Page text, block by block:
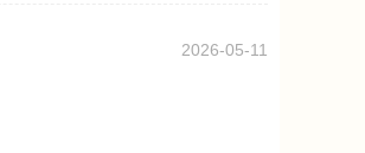
2026-05-11